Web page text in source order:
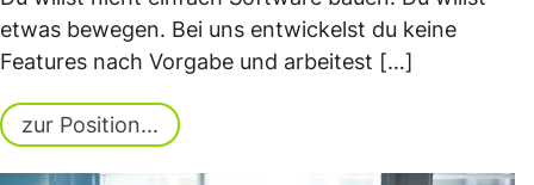
etwas bewegen. Bei uns entwickelst du keine
Features nach Vorgabe und arbeitest […]
zur Position...